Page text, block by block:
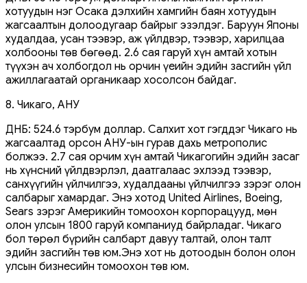
хотуудын нэг Осака дэлхийн хамгийн баян хотуудын
жагсаалтын долоодугаар байрыг эзэлдэг. Баруун Японы
худалдаа, усан тээвэр, аж үйлдвэр, тээвэр, харилцаа
холбооны төв бөгөөд. 2.6 сая гаруй хүн амтай хотын
түүхэн ач холбогдол нь орчин үеийн эдийн засгийн үйл
ажиллагаатай органикаар хосолсон байдаг.
8. Чикаго, АНУ
ДНБ: 524.6 тэрбум доллар. Салхит хот гэгддэг Чикаго нь
жагсаалтад орсон АНУ-ын гурав дахь метрополис
болжээ. 2.7 сая орчим хүн амтай Чикагогийн эдийн засаг
нь хүнсний үйлдвэрлэл, даатгалаас эхлээд тээвэр,
санхүүгийн үйлчилгээ, худалдааны үйлчилгээ зэрэг олон
салбарыг хамардаг. Энэ хотод United Airlines, Boeing,
Sears зэрэг Америкийн томоохон корпорацууд, мөн
олон улсын 1800 гаруй компаниуд байрладаг. Чикаго
бол төрөл бүрийн салбарт давуу талтай, олон талт
эдийн засгийн төв юм.Энэ хот нь дотоодын болон олон
улсын бизнесийн томоохон төв юм.